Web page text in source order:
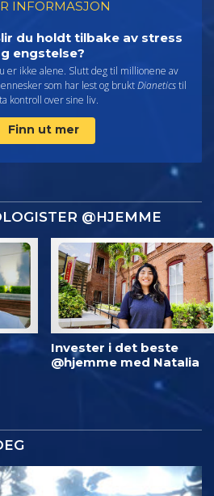
INFORMASJON
du holdt tilbake av stress
engstelse?
er ikke alene. Slutt deg til millionene av
som har lest og bruktDianeticstil
kontroll over sine liv.
Finn ut mer
@HJEMME
Invester i det beste
@hjemme med Natalia